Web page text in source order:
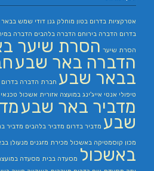
אטרקציות בדרום בטון מוחלק גנן דודי שמש
בדרום הדברה בירוחם הדברה בלהבים הדברה
הסרת שיער הסרת שיער
הדברה באר שבע
בבאר שבע חברת הדברה בדרום
טיפולי אנטי אייג'ינג במועצה אזורית אשכול
מדביר באר שבע
שבע מדביר בדרום מדביר בלהבים מדביר
מכון קוסמטיקה באשכול מכירת מזגנים מנעולן
באשכול מסעדה בבית מסעדה